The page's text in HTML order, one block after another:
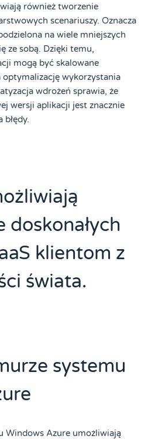
również tworzenie
scenariuszy. Oznacza
na wiele mniejszych
ze sobą. Dzięki temu,
mogą być skalowane
optymalizację wykorzystania
wdrożeń sprawia, że
wersji aplikacji jest znacznie
doskonałych
klientom z
świata.
systemu
Windows Azure umożliwiają